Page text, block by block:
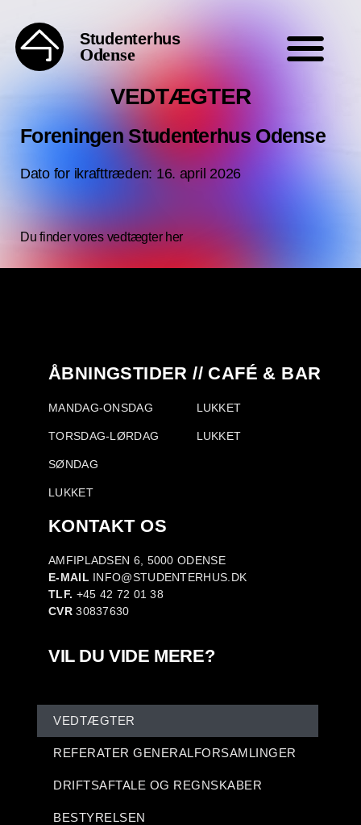
Studenterhus
Odense
VEDTÆGTER
Foreningen Studenterhus Odense
Dato for ikrafttræden: 16. april 2026
Du finder vores vedtægter her
ÅBNINGSTIDER // CAFÉ & BAR
MANDAG-ONSDAG
TORSDAG-LØRDAG
SØNDAG
LUKKET
LUKKET
LUKKET
KONTAKT OS
AMFIPLADSEN 6, 5000 ODENSE
E-MAIL INFO@STUDENTERHUS.DK
TLF. +45 42 72 01 38
CVR30837630
VIL DU VIDE MERE?
VEDTÆGTER
REFERATER GENERALFORSAMLINGER
DRIFTSAFTALE OG REGNSKABER
BESTYRELSEN